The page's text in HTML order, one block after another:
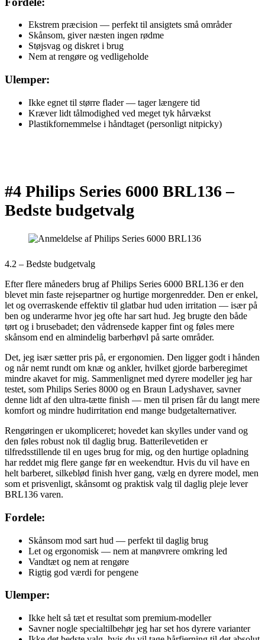
Ekstrem præcision — perfekt til ansigtets små områder
Skånsom, giver næsten ingen rødme
Støjsvag og diskret i brug
Nem at rengøre og vedligeholde
Ulemper:
Ikke egnet til større flader — tager længere tid
Kræver lidt tålmodighed ved meget tyk hårvækst
Plastikfornemmelse i håndtaget (personligt nitpicky)
#4 Philips Series 6000 BRL136 –
Bedste budgetvalg
4.2 – Bedste budgetvalg
Efter flere måneders brug af Philips Series 6000 BRL136 er den
blevet min faste rejsepartner og hurtige morgenredder. Den er enkel,
let og overraskende effektiv til glatbar hud uden irritation — især på
ben og underarme hvor jeg ofte har sart hud. Jeg brugte den både
tørt og i brusebadet; den vådrensede kapper fint og føles mere
skånsom end en almindelig barberhøvl på sarte områder.
Det, jeg især sætter pris på, er ergonomien. Den ligger godt i hånden
og når nemt rundt om knæ og ankler, hvilket gjorde barberegimet
mindre akavet for mig. Sammenlignet med dyrere modeller jeg har
testet, som Philips Series 8000 og en Braun Ladyshaver, savner
denne lidt af den ultra-tætte finish — men til prisen får du langt mere
komfort og mindre hudirritation end mange budgetalternativer.
Rengøringen er ukompliceret; hovedet kan skylles under vand og
den føles robust nok til daglig brug. Batterilevetiden er
tilfredsstillende til en uges brug for mig, og den hurtige opladning
har reddet mig flere gange før en weekendtur. Hvis du vil have en
helt barberet, silkeblød finish hver gang, vælg en dyrere model, men
som et prisvenligt, skånsomt og praktisk valg til daglig pleje lever
BRL136 varen.
Fordele:
Skånsom mod sart hud — perfekt til daglig brug
Let og ergonomisk — nem at manøvrere omkring led
Vandtæt og nem at rengøre
Rigtig god værdi for pengene
Ulemper:
Ikke helt så tæt et resultat som premium-modeller
Savner nogle specialtilbehør jeg har set hos dyrere varianter